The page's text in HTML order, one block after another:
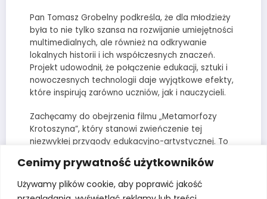
Cenimy prywatność użytkowników
Używamy plików cookie, aby poprawić jakość
Pan Tomasz Grobelny podkreśla, że dla młodzieży
była to nie tylko szansa na rozwijanie umiejętności
multimedialnych, ale również na odkrywanie
lokalnych historii i ich współczesnych znaczeń.
Projekt udowodnił, że połączenie edukacji, sztuki i
nowoczesnych technologii daje wyjątkowe efekty,
które inspirują zarówno uczniów, jak i nauczycieli.
Zachęcamy do obejrzenia filmu „Metamorfozy
Krotoszyna”, który stanowi zwieńczenie tej
niezwykłej przygody edukacyjno-artystycznej. To
wrażliwością potrafią opowiadać o swoim mieście,
łącząc tradycję z nowoczesnością.